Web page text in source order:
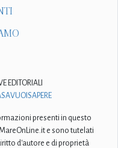
EDITORIALI
presenti in questo
e sono tutelati
d'autore e di proprietà